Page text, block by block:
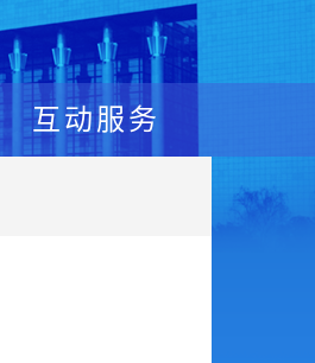
互动服务